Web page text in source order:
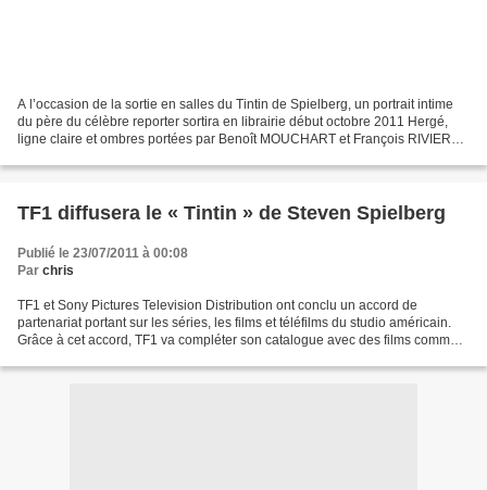
A l’occasion de la sortie en salles du Tintin de Spielberg, un portrait intime
du père du célèbre reporter sortira en librairie début octobre 2011 Hergé,
ligne claire et ombres portées par Benoît MOUCHART et François RIVIERE
TF1 diffusera le « Tintin » de Steven Spielberg
Publié le 23/07/2011 à 00:08
Par chris
TF1 et Sony Pictures Television Distribution ont conclu un accord de
partenariat portant sur les séries, les films et téléfilms du studio américain.
Grâce à cet accord, TF1 va compléter son catalogue avec des films comme «